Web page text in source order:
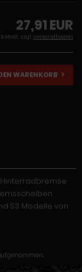
27,91 EUR
MwSt. zzgl.Versandkosten
WARENKORB
S3 Modelle von